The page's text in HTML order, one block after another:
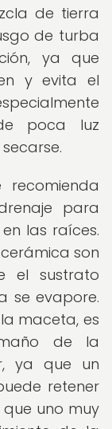
de tierra
de turba
ya que
y evita el
poca luz
para
las raíces.
son
el sustrato
se evapore.
maceta, es
de la
ya que un
retener
uno muy